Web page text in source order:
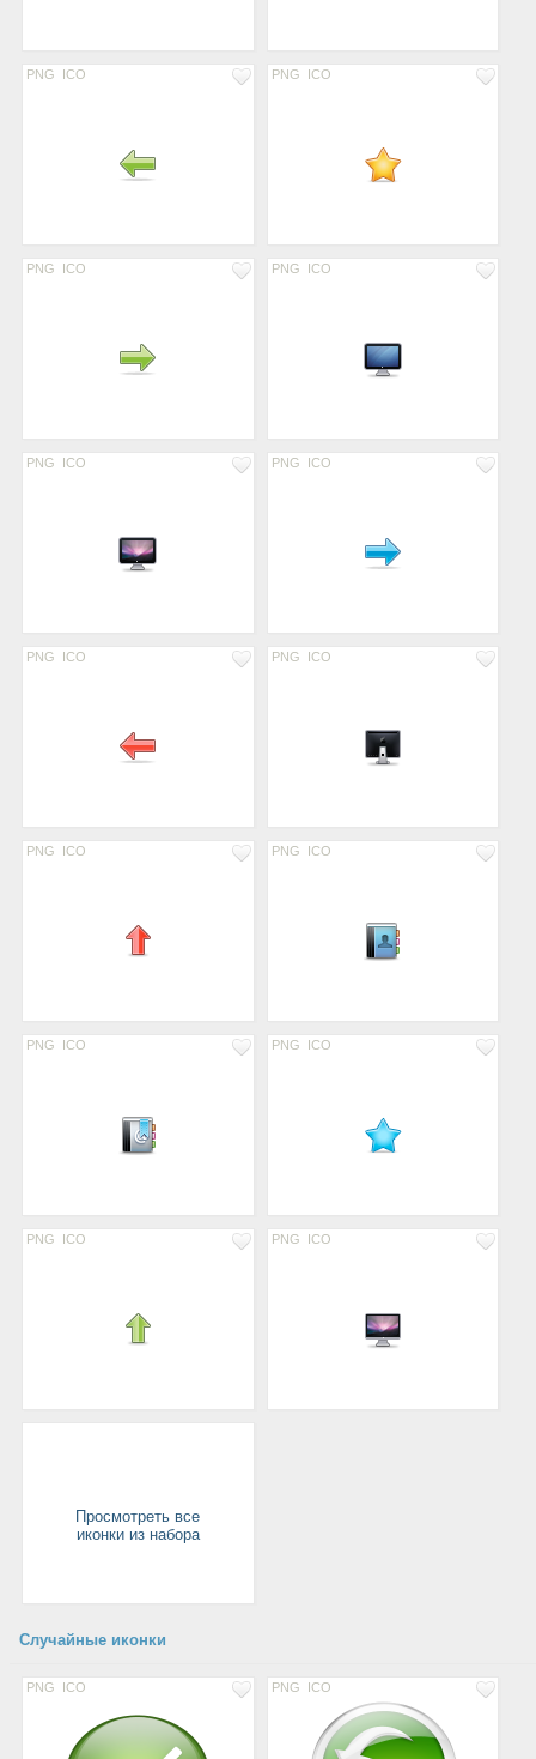
PNG ICO PNG ICO
PNG ICO PNG ICO
PNG ICO PNG ICO
PNG ICO PNG ICO
PNG ICO PNG ICO
PNG ICO PNG ICO
PNG ICO PNG ICO
Просмотреть все
иконки из набора
Случайные иконки
PNG ICO PNG ICO